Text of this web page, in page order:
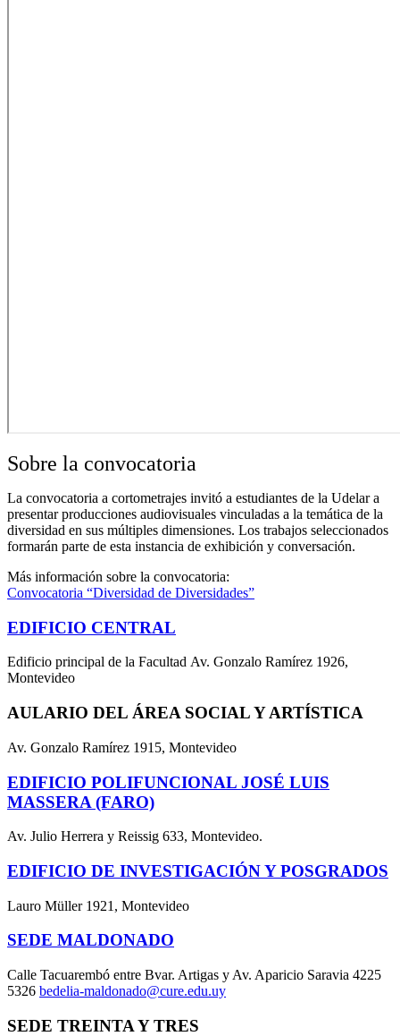
Sobre la convocatoria
La convocatoria a cortometrajes invitó a estudiantes de la Udelar a
presentar producciones audiovisuales vinculadas a la temática de la
diversidad en sus múltiples dimensiones. Los trabajos seleccionados
formarán parte de esta instancia de exhibición y conversación.
Más información sobre la convocatoria:
Convocatoria “Diversidad de Diversidades”
EDIFICIO CENTRAL
Edificio principal de la Facultad Av. Gonzalo Ramírez 1926,
Montevideo
AULARIO DEL ÁREA SOCIAL Y ARTÍSTICA
Av. Gonzalo Ramírez 1915, Montevideo
EDIFICIO POLIFUNCIONAL JOSÉ LUIS
MASSERA (FARO)
Av. Julio Herrera y Reissig 633, Montevideo.
EDIFICIO DE INVESTIGACIÓN Y POSGRADOS
Lauro Müller 1921, Montevideo
SEDE MALDONADO
Calle Tacuarembó entre Bvar. Artigas y Av. Aparicio Saravia 4225
5326 bedelia-maldonado@cure.edu.uy
SEDE TREINTA Y TRES